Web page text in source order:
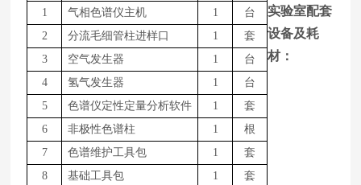
1
气相色谱仪主机 1
台
2
分流毛细管柱进样口 1
套
3
空气发生器 1
台
4
氢气发生器 1
台
5
色谱仪定性定量分析软件 1
套
6
非极性色谱柱 1
根
7
色谱维护工具包 1
套
8
基础工具包 1 套
实验室配套
设备及耗
材：